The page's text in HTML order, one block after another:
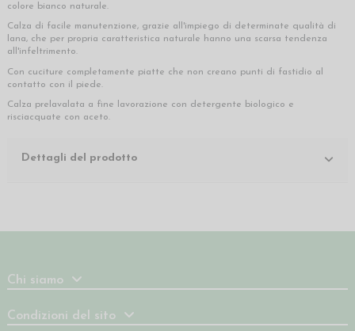
colore bianco naturale.
Calza di facile manutenzione, grazie all'impiego di determinate qualità di
lana, che per propria caratteristica naturale hanno una scarsa tendenza
all'infeltrimento.
Con cuciture completamente piatte che non creano punti di fastidio al
contatto con il piede.
Calza prelavalata a fine lavorazione con detergente biologico e
risciacquate con aceto.
Dettagli del prodotto
Chi siamo
Condizioni del sito